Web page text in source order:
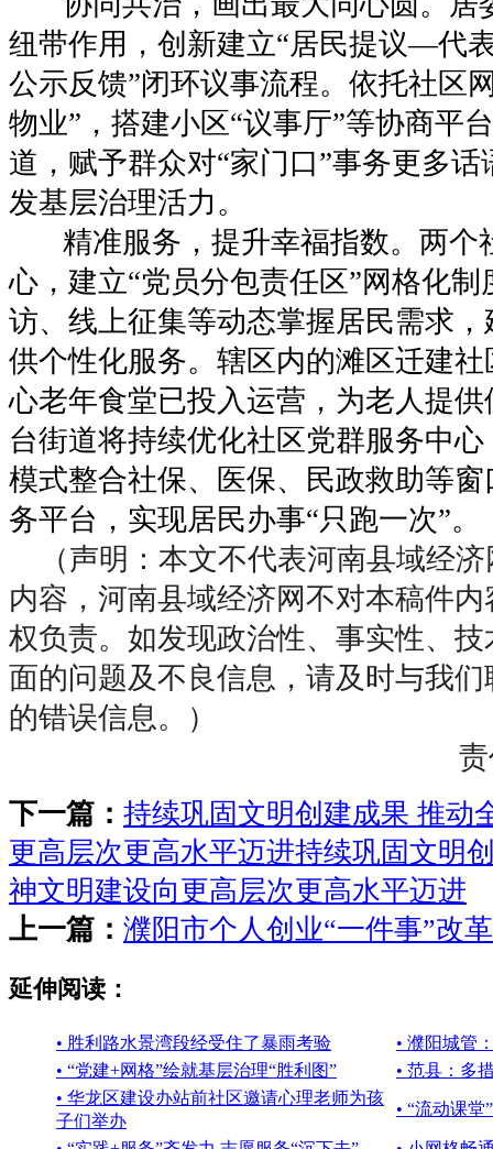
纽带作用，创新建立“居民提议—
公示反馈”闭环议事流程。依托社区
物业”，搭建小区“议事厅”等协商平
道，赋予群众对“家门口”事务更多
发基层治理活力。
精准服务，提升幸福指数。两个
心，建立“党员分包责任区”网格化
访、线上征集等动态掌握居民需求
供个性化服务。辖区内的滩区迁建
心老年食堂已投入运营，为老人提
台街道将持续优化社区党群服务中心
模式整合社保、医保、民政救助等
务平台，实现居民办事“只跑一次”。
（声明：本文不代表河南县域经济
内容，河南县域经济网不对本稿件
权负责。如发现政治性、事实性、
面的问题及不良信息，请及时与我
的错误信息。）
下一篇： 持续巩固文明创建成果 推动
更高层次更高水平迈进持续巩固文明
神文明建设向更高层次更高水平迈进
上一篇： 濮阳市个人创业“一件事”改
延伸阅读：
• 胜利路水景湾段经受住了暴雨考验
• 濮阳城管
• “党建+网格”绘就基层治理“胜利图”
• 范县：多
• 华龙区建设办站前社区邀请心理老师为孩
子们举办
• “流动课